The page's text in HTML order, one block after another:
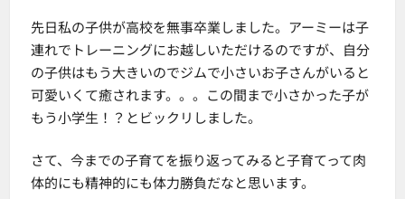
先日私の子供が高校を無事卒業しました。アーミーは子
連れでトレーニングにお越しいただけるのですが、自分
の子供はもう大きいのでジムで小さいお子さんがいると
可愛いくて癒されます。。。この間まで小さかった子が
もう小学生！？とビックリしました。
さて、今までの子育てを振り返ってみると子育てって肉
体的にも精神的にも体力勝負だなと思います。